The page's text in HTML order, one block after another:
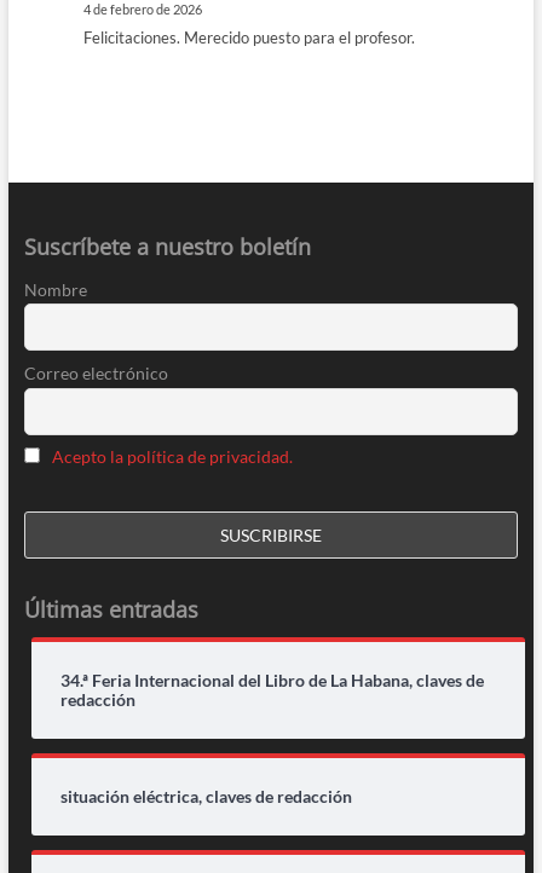
4 de febrero de 2026
Felicitaciones. Merecido puesto para el profesor.
Suscríbete a nuestro boletín
Nombre
Correo electrónico
Acepto la política de privacidad.
Últimas entradas
34.ª Feria Internacional del Libro de La Habana, claves de
redacción
situación eléctrica, claves de redacción